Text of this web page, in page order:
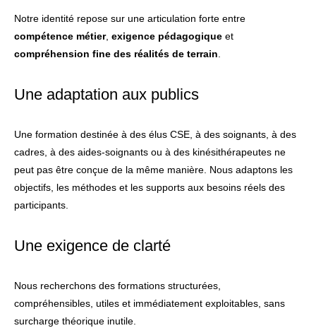
Notre identité repose sur une articulation forte entre
compétence métier, exigence pédagogique et
compréhension fine des réalités de terrain
Une adaptation aux publics
Une formation destinée à des élus CSE, à des soignants, à des
cadres, à des aides-soignants ou à des kinésithérapeutes ne
peut pas être conçue de la même manière. Nous adaptons les
objectifs, les méthodes et les supports aux besoins réels des
participants.
Une exigence de clarté
Nous recherchons des formations structurées,
compréhensibles, utiles et immédiatement exploitables, sans
surcharge théorique inutile.